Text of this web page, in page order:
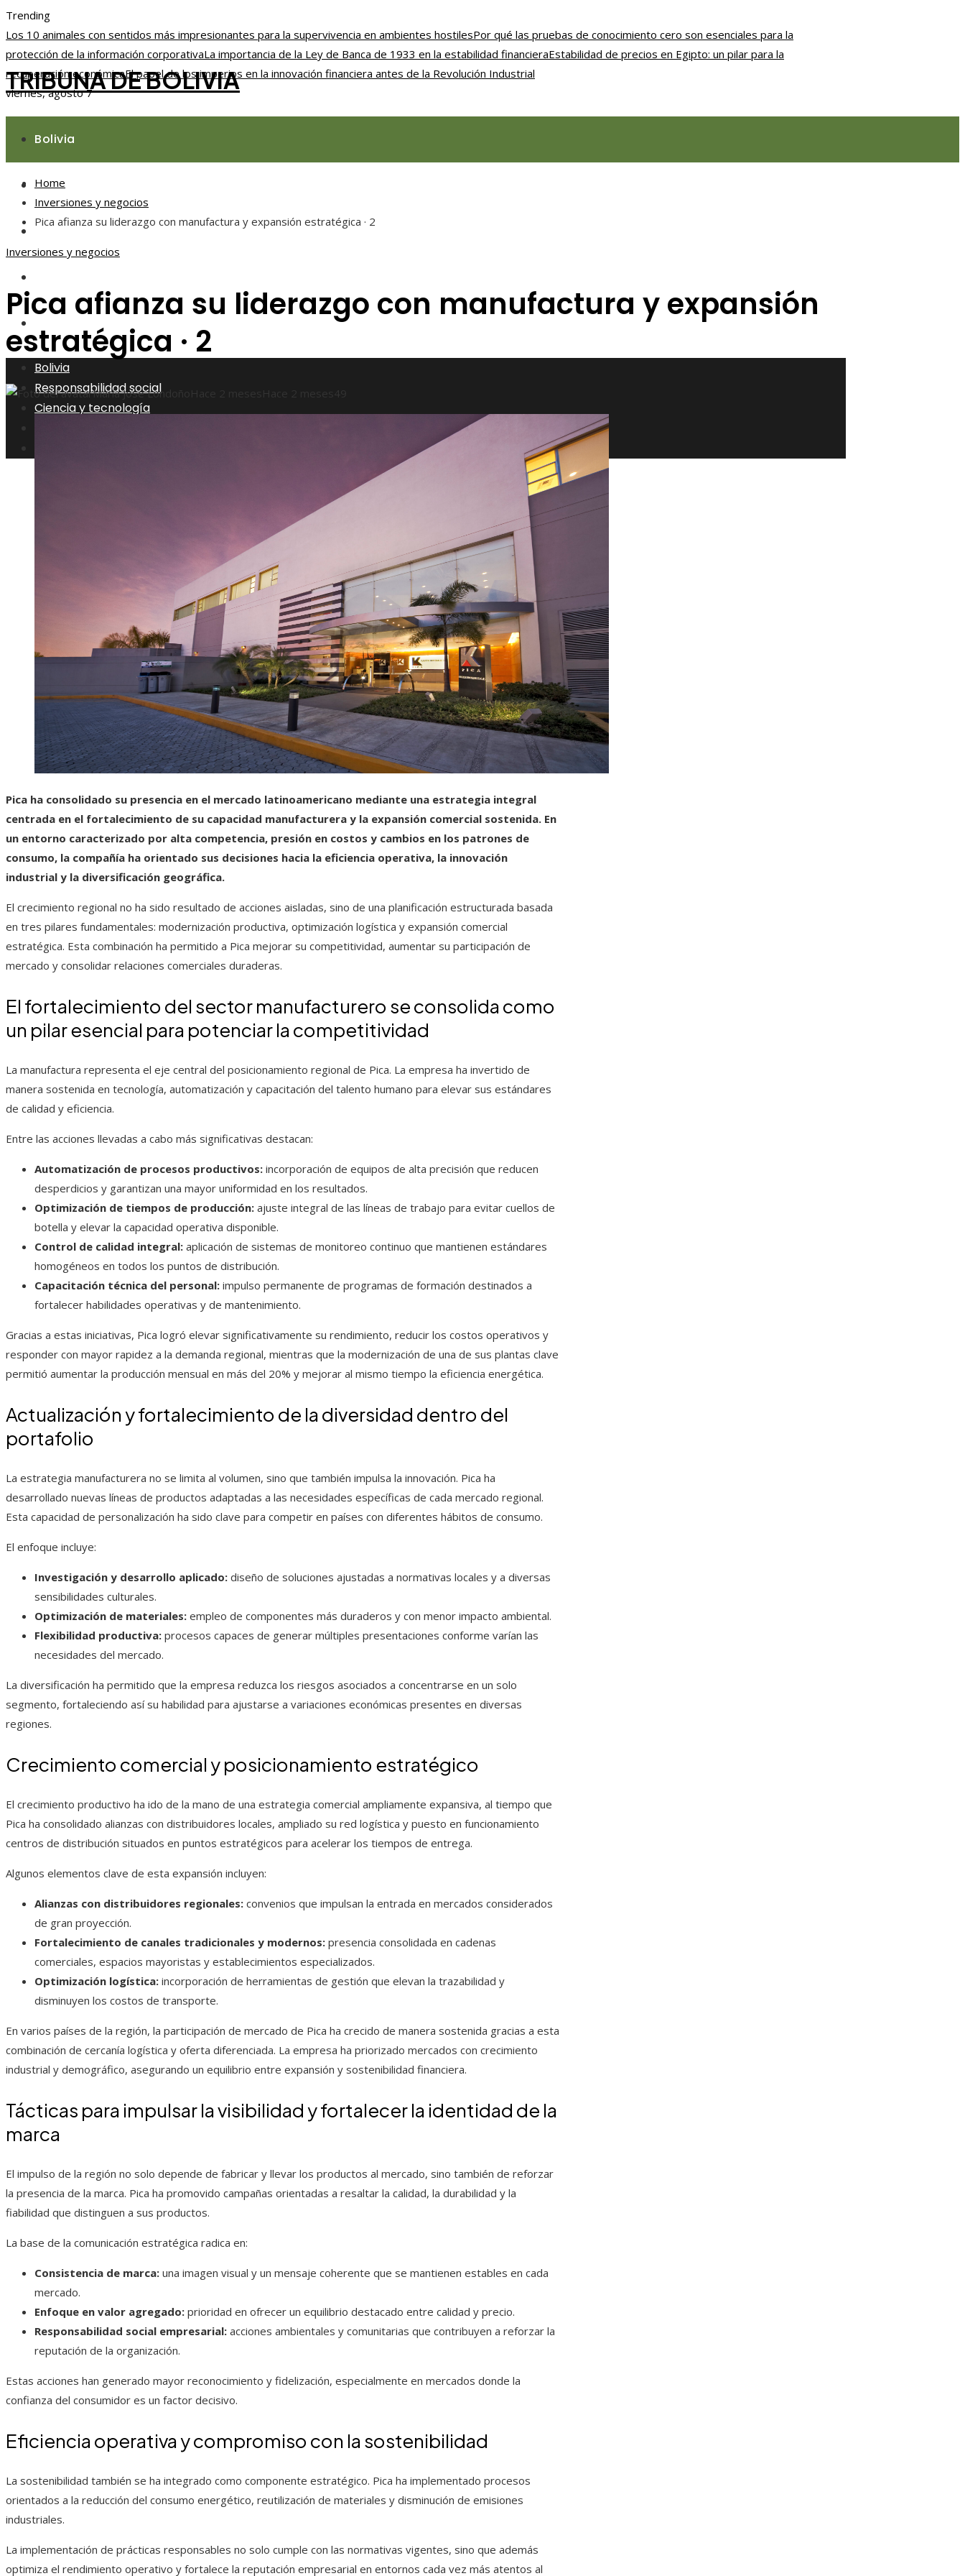
Trending
Los 10 animales con sentidos más impresionantes para la supervivencia en ambientes hostilesPor qué las pruebas de conocimiento cero son esenciales para la
protección de la información corporativaLa importancia de la Ley de Banca de 1933 en la estabilidad financieraEstabilidad de precios en Egipto: un pilar para la
recuperación económicaEl papel de los imperios en la innovación financiera antes de la Revolución Industrial
viernes, agosto 7
TRIBUNA DE BOLIVIA
Bolivia
Responsabilidad social
Ciencia y tecnología
Bolivia
Responsabilidad social
Ciencia y tecnología
Home
Inversiones y negocios
Pica afianza su liderazgo con manufactura y expansión estratégica · 2
Inversiones y negocios
Pica afianza su liderazgo con manufactura y expansión
estratégica · 2
María José Londoño Hace 2 meses Hace 2 meses
Pica ha consolidado su presencia en el mercado latinoamericano mediante una estrategia integral
centrada en el fortalecimiento de su capacidad manufacturera y la expansión comercial sostenida. En
un entorno caracterizado por alta competencia, presión en costos y cambios en los patrones de
consumo, la compañía ha orientado sus decisiones hacia la eficiencia operativa, la innovación
industrial y la diversificación geográfica.
El crecimiento regional no ha sido resultado de acciones aisladas, sino de una planificación estructurada basada
en tres pilares fundamentales: modernización productiva, optimización logística y expansión comercial
estratégica. Esta combinación ha permitido a Pica mejorar su competitividad, aumentar su participación de
mercado y consolidar relaciones comerciales duraderas.
El fortalecimiento del sector manufacturero se consolida como
un pilar esencial para potenciar la competitividad
La manufactura representa el eje central del posicionamiento regional de Pica. La empresa ha invertido de
manera sostenida en tecnología, automatización y capacitación del talento humano para elevar sus estándares
de calidad y eficiencia.
Entre las acciones llevadas a cabo más significativas destacan:
Automatización de procesos productivos: incorporación de equipos de alta precisión que reducen
desperdicios y garantizan una mayor uniformidad en los resultados.
Optimización de tiempos de producción: ajuste integral de las líneas de trabajo para evitar cuellos de
botella y elevar la capacidad operativa disponible.
Control de calidad integral: aplicación de sistemas de monitoreo continuo que mantienen estándares
homogéneos en todos los puntos de distribución.
Capacitación técnica del personal: impulso permanente de programas de formación destinados a
fortalecer habilidades operativas y de mantenimiento.
Gracias a estas iniciativas, Pica logró elevar significativamente su rendimiento, reducir los costos operativos y
responder con mayor rapidez a la demanda regional, mientras que la modernización de una de sus plantas clave
permitió aumentar la producción mensual en más del 20% y mejorar al mismo tiempo la eficiencia energética.
Actualización y fortalecimiento de la diversidad dentro del
portafolio
La estrategia manufacturera no se limita al volumen, sino que también impulsa la innovación. Pica ha
desarrollado nuevas líneas de productos adaptadas a las necesidades específicas de cada mercado regional.
Esta capacidad de personalización ha sido clave para competir en países con diferentes hábitos de consumo.
El enfoque incluye:
Investigación y desarrollo aplicado: diseño de soluciones ajustadas a normativas locales y a diversas
sensibilidades culturales.
Optimización de materiales: empleo de componentes más duraderos y con menor impacto ambiental.
Flexibilidad productiva: procesos capaces de generar múltiples presentaciones conforme varían las
necesidades del mercado.
La diversificación ha permitido que la empresa reduzca los riesgos asociados a concentrarse en un solo
segmento, fortaleciendo así su habilidad para ajustarse a variaciones económicas presentes en diversas
regiones.
Crecimiento comercial y posicionamiento estratégico
El crecimiento productivo ha ido de la mano de una estrategia comercial ampliamente expansiva, al tiempo que
Pica ha consolidado alianzas con distribuidores locales, ampliado su red logística y puesto en funcionamiento
centros de distribución situados en puntos estratégicos para acelerar los tiempos de entrega.
Algunos elementos clave de esta expansión incluyen:
Alianzas con distribuidores regionales: convenios que impulsan la entrada en mercados considerados
de gran proyección.
Fortalecimiento de canales tradicionales y modernos: presencia consolidada en cadenas
comerciales, espacios mayoristas y establecimientos especializados.
Optimización logística: incorporación de herramientas de gestión que elevan la trazabilidad y
disminuyen los costos de transporte.
En varios países de la región, la participación de mercado de Pica ha crecido de manera sostenida gracias a esta
combinación de cercanía logística y oferta diferenciada. La empresa ha priorizado mercados con crecimiento
industrial y demográfico, asegurando un equilibrio entre expansión y sostenibilidad financiera.
Tácticas para impulsar la visibilidad y fortalecer la identidad de la
marca
El impulso de la región no solo depende de fabricar y llevar los productos al mercado, sino también de reforzar
la presencia de la marca. Pica ha promovido campañas orientadas a resaltar la calidad, la durabilidad y la
fiabilidad que distinguen a sus productos.
La base de la comunicación estratégica radica en:
Consistencia de marca: una imagen visual y un mensaje coherente que se mantienen estables en cada
mercado.
Enfoque en valor agregado: prioridad en ofrecer un equilibrio destacado entre calidad y precio.
Responsabilidad social empresarial: acciones ambientales y comunitarias que contribuyen a reforzar la
reputación de la organización.
Estas acciones han generado mayor reconocimiento y fidelización, especialmente en mercados donde la
confianza del consumidor es un factor decisivo.
Eficiencia operativa y compromiso con la sostenibilidad
La sostenibilidad también se ha integrado como componente estratégico. Pica ha implementado procesos
orientados a la reducción del consumo energético, reutilización de materiales y disminución de emisiones
industriales.
La implementación de prácticas responsables no solo cumple con las normativas vigentes, sino que además
optimiza el rendimiento operativo y fortalece la reputación empresarial en entornos cada vez más atentos al